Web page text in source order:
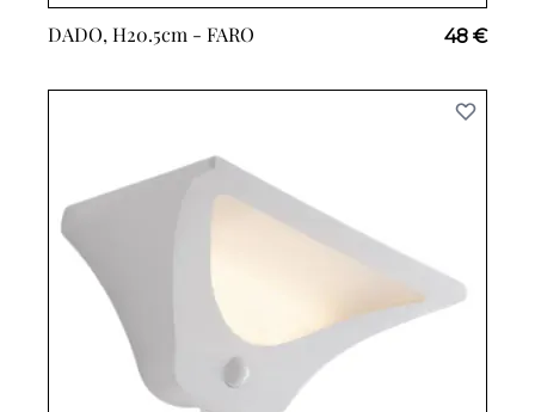
DADO, H20.5cm - FARO 48 €